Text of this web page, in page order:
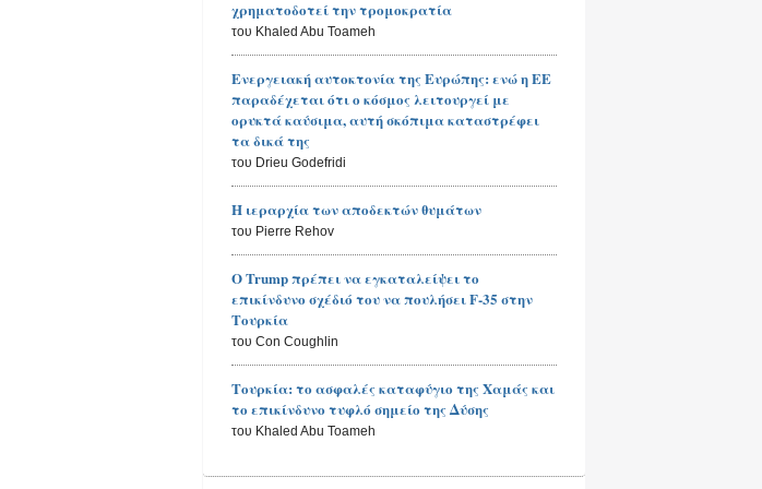
χρηματοδοτεί την τρομοκρατία
του Khaled Abu Toameh
Ενεργειακή αυτοκτονία της Ευρώπης: ενώ η ΕΕ
παραδέχεται ότι ο κόσμος λειτουργεί με
ορυκτά καύσιμα, αυτή σκόπιμα καταστρέφει
τα δικά της
του Drieu Godefridi
Η ιεραρχία των αποδεκτών θυμάτων
του Pierre Rehov
Ο Trump πρέπει να εγκαταλείψει το
επικίνδυνο σχέδιό του να πουλήσει F-35 στην
Τουρκία
του Con Coughlin
Τουρκία: το ασφαλές καταφύγιο της Χαμάς και
το επικίνδυνο τυφλό σημείο της Δύσης
του Khaled Abu Toameh